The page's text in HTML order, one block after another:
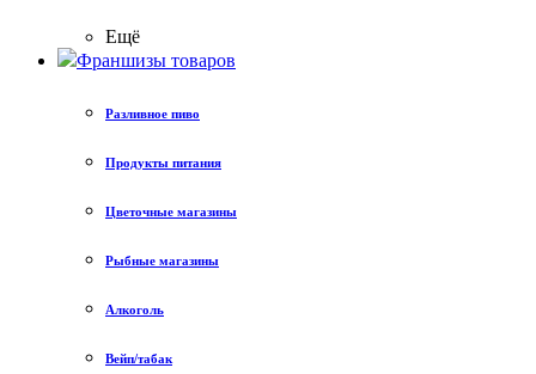
Ещё
Франшизы товаров
Разливное пиво
Продукты питания
Цветочные магазины
Рыбные магазины
Алкоголь
Вейп/табак